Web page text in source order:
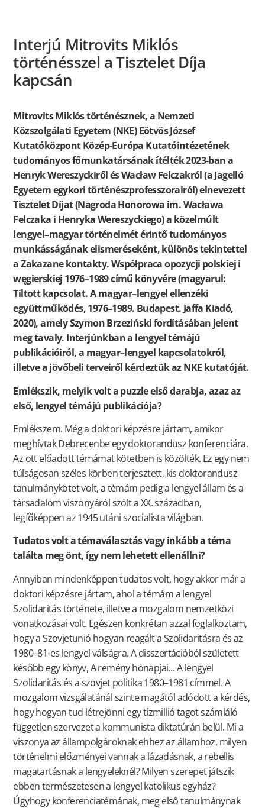
Interjú Mitrovits Miklós
történésszel a Tisztelet Díja
kapcsán
Mitrovits Miklós történésznek, a Nemzeti
Közszolgálati Egyetem (NKE) Eötvös József
Kutatóközpont Közép-Európa Kutatóintézetének
tudományos főmunkatársának ítélték 2023-ban a
Henryk Wereszyckiről és Wacław Felczakról (a Jagelló
Egyetem egykori történészprofesszorairól) elnevezett
Tisztelet Díjat (Nagroda Honorowa im. Wacława
Felczaka i Henryka Wereszyckiego) a közelmúlt
lengyel–magyar történelmét érintő tudományos
munkásságának elismeréseként, különös tekintettel
a Zakazane kontakty. Współpraca opozycji polskiej i
węgierskiej 1976–1989 című könyvére (magyarul:
Tiltott kapcsolat. A magyar–lengyel ellenzéki
együttműködés, 1976–1989. Budapest. Jaffa Kiadó,
2020), amely Szymon Brzeziński fordításában jelent
meg tavaly. Interjúnkban a lengyel témájú
publikációiról, a magyar–lengyel kapcsolatokról,
illetve a jövőbeli terveiről kérdeztük az NKE kutatóját.
Emlékszik, melyik volt a puzzle első darabja, azaz az
első, lengyel témájú publikációja?
Emlékszem. Még a doktori képzésre jártam, amikor
meghívtak Debrecenbe egy doktorandusz konferenciára.
Az ott előadott témámat kötetben is közölték. Ez egy nem
túlságosan széles körben terjesztett, kis doktorandusz
tanulmánykötet volt, a témám pedig a lengyel állam és a
társadalom viszonyáról szólt a XX. században,
legfőképpen az 1945 utáni szocialista világban.
Tudatos volt a témaválasztás vagy inkább a téma
találta meg önt, így nem lehetett ellenállni?
Annyiban mindenképpen tudatos volt, hogy akkor már a
doktori képzésre jártam, ahol a témám a lengyel
Szolidaritás története, illetve a mozgalom nemzetközi
vonatkozásai volt. Egészen konkrétan azzal foglalkoztam,
hogy a Szovjetunió hogyan reagált a Szolidaritásra és az
1980–81-es lengyel válságra. A disszertációból született
később egy könyv, A remény hónapjai… A lengyel
Szolidaritás és a szovjet politika 1980–1981 címmel. A
mozgalom vizsgálatánál szinte magától adódott a kérdés,
hogy hogyan tud létrejönni egy tízmillió tagot számláló
független szervezet a kommunista diktatúrán belül. Mi a
viszonya az állampolgároknak ehhez az államhoz, milyen
történelmi előzményei vannak a lázadásnak, a rebellis
magatartásnak a lengyeleknél? Milyen szerepet játszik
ebben természetesen a lengyel katolikus egyház?
Úgyhogy konferenciatémának, meg első tanulmánynak